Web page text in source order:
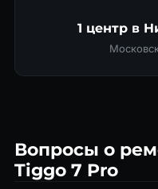
1 центр в
Вопросы о
Tiggo 7 Pro